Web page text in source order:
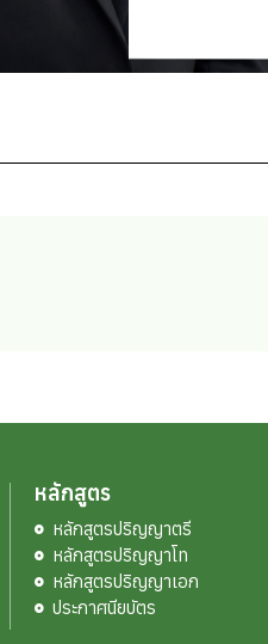
หลักสูตร
หลักสูตรปริญญาตรี
หลักสูตรปริญญาโท
หลักสูตรปริญญาเอก
ประกาศนียบัตร